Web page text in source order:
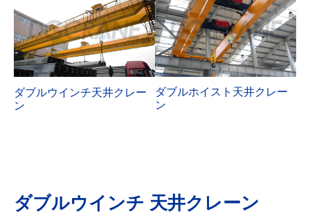
ダブルウインチ天井クレー
ン
ダブルホイスト天井クレー
ン
ダブルウインチ 天井クレーン